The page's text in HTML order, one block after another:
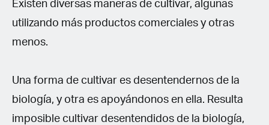
Existen diversas maneras de cultivar, algunas
utilizando más productos comerciales y otras
menos.
Una forma de cultivar es desentendernos de la
biología, y otra es apoyándonos en ella. Resulta
imposible cultivar desentendidos de la biología,